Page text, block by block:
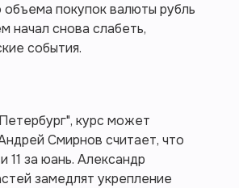
покупок валюты рубль
начал снова слабеть,
события.
курс может
Смирнов считает, что
11 за юань. Александр
замедлят укрепление